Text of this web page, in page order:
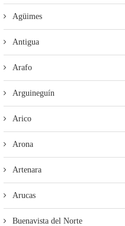
Agüimes
Antigua
Arafo
Arguineguín
Arico
Arona
Artenara
Arucas
Buenavista del Norte